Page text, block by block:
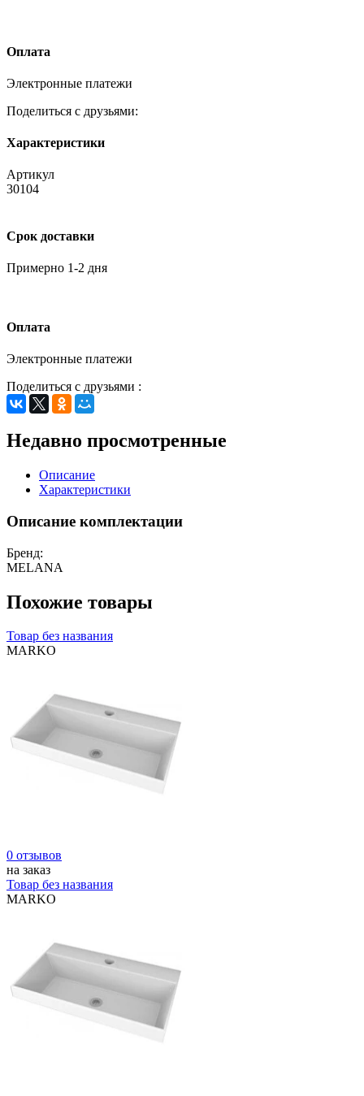
Оплата
Электронные платежи
Поделиться с друзьями:
Характеристики
Артикул
30104
Срок доставки
Примерно 1-2 дня
Оплата
Электронные платежи
Поделиться с друзьями :
Недавно просмотренные
Описание
Характеристики
Описание комплектации
Бренд:
MELANA
Похожие товары
Товар без названия
MARKO
0 отзывов
на заказ
Товар без названия
MARKO